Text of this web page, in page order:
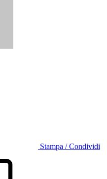
Stampa / Condividi